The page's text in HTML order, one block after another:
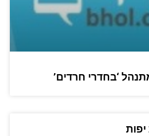
‘בחדרי חרדים’